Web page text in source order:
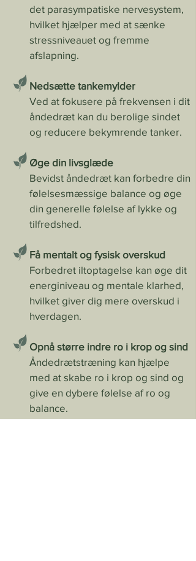
det parasympatiske nervesystem,
hvilket hjælper med at sænke
stressniveauet og fremme
afslapning.
Nedsætte tankemylder
Ved at fokusere på frekvensen i dit
åndedræt kan du berolige sindet
og reducere bekymrende tanker.
Øge din livsglæde
Bevidst åndedræt kan forbedre din
følelsesmæssige balance og øge
din generelle følelse af lykke og
tilfredshed.
Få mentalt og fysisk overskud
Forbedret iltoptagelse kan øge dit
energiniveau og mentale klarhed,
hvilket giver dig mere overskud i
hverdagen.​
Opnå større indre ro i krop og sind
Åndedrætstræning kan hjælpe
med at skabe ro i krop og sind og
give en dybere følelse af ro og
balance.